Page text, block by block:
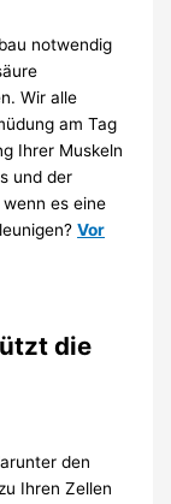
notwendig
Wir alle
am Tag
Ihrer Muskeln
und der
es eine
Vor
die
den
Ihren Zellen